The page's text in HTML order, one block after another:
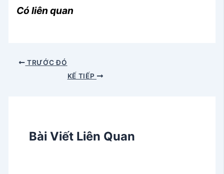
Có liên quan
TRƯỚC ĐÓ
KẾ TIẾP
Bài Viết Liên Quan